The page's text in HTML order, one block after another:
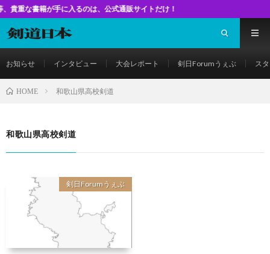
が手に入るのは、公式通販サイトだけ！
お知らせ インタビュー 大会レポート 剣日Forumうぇぶ ス
HOME 和歌山県高校剣道
和歌山県高校剣道
剣日Forumうぇぶ